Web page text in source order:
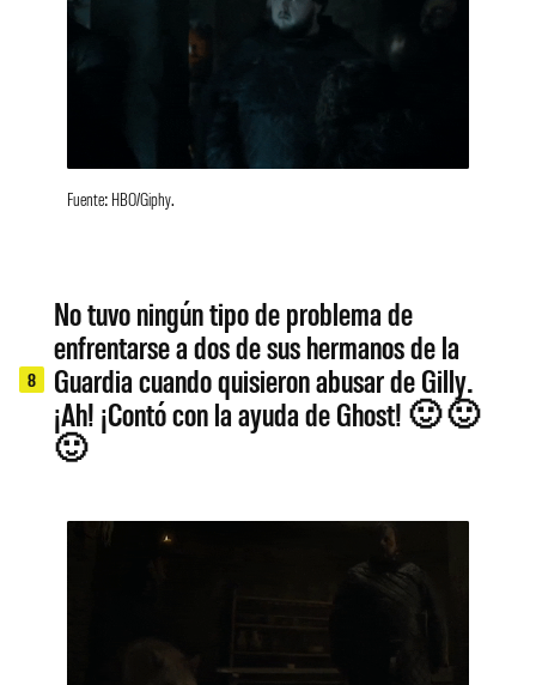
Fuente: HBO/Giphy.
8
No tuvo ningún tipo de problema de
enfrentarse a dos de sus hermanos de la
Guardia cuando quisieron abusar de Gilly.
¡Ah! ¡Contó con la ayuda de Ghost! 🙂 🙂
🙂